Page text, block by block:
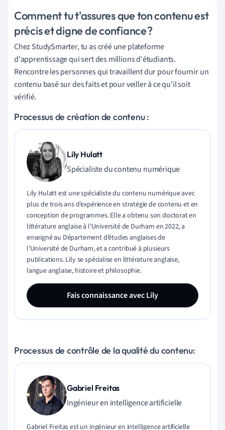
Comment tu t'assures que ton contenu est
précis et digne de confiance ?
Chez StudySmarter, tu as créé une plateforme
d'apprentissage qui sert des millions d'étudiants.
Rencontre les personnes qui travaillent dur pour fournir un
contenu basé sur des faits et pour veiller à ce qu'il soit
vérifié.
Processus de création de contenu :
Lily Hulatt
Spécialiste du contenu numérique
Lily Hulatt est une spécialiste du contenu numérique avec
plus de trois ans d’expérience en stratégie de contenu et en
conception de programmes. Elle a obtenu son doctorat en
littérature anglaise à l’Université de Durham en 2022, a
enseigné au Département d’études anglaises de
l’Université de Durham, et a contribué à plusieurs
publications. Lily se spécialise en littérature anglaise,
langue anglaise, histoire et philosophie.
Fais connaissance avec Lily
Processus de contrôle de la qualité du contenu:
Gabriel Freitas
Ingénieur en intelligence artificielle
Gabriel Freitas est un ingénieur en intelligence artificielle